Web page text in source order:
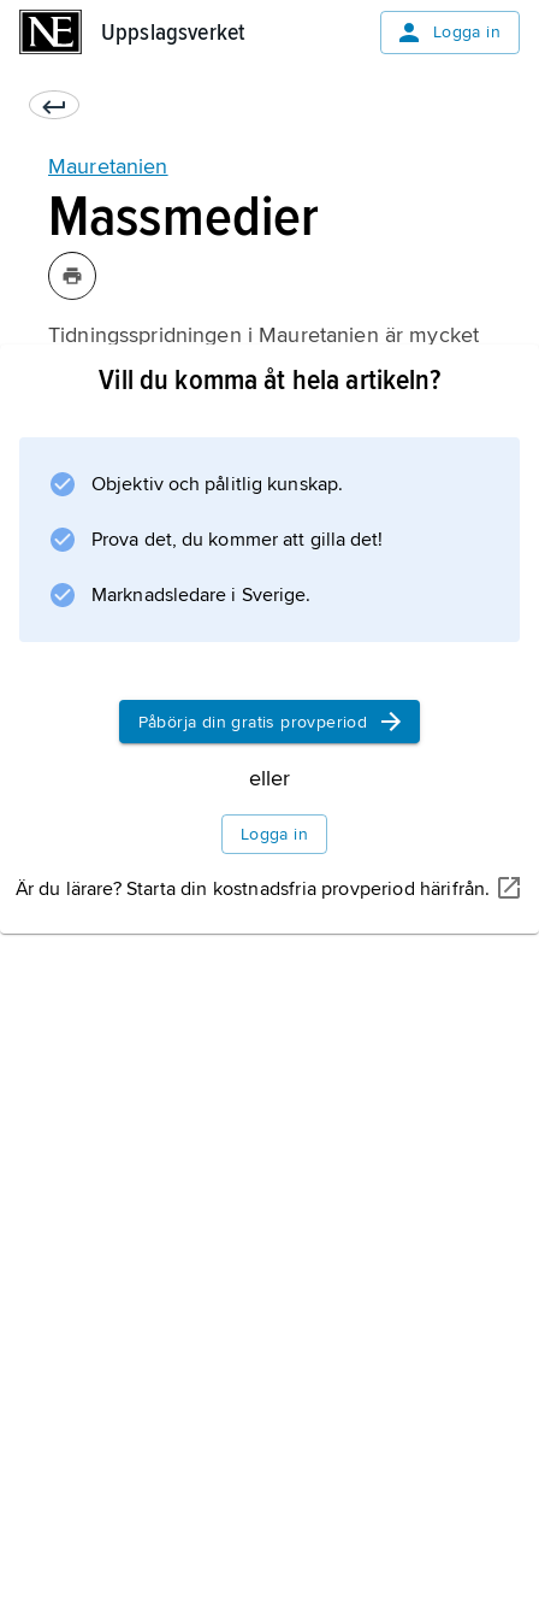
Uppslagsverket Logga in
Mauretanien
Massmedier
Tidningsspridningen i Mauretanien är mycket
blygsam. Det finns en daglig tidning på
Agence Mauritanienne de l’Information
(AMI). Pressfriheten som infördes 1991 har
konkurrens av flera nya tidskrifter.
Information om artikeln
Vill du komma åt hela artikeln?
Objektiv och pålitlig kunskap.
Prova det, du kommer att gilla det!
Marknadsledare i Sverige.
Påbörja din gratis provperiod
eller
Logga in
Är du lärare? Starta din kostnadsfria provperiod härifrån.